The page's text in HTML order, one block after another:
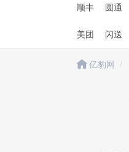
顺丰 圆通
美团 闪送
亿豹网